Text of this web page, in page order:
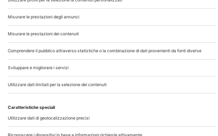
Contatti
Note Legali
Privacy
©2026 Edra S.p.a | www.edraspa.it | P.iva 08056040960